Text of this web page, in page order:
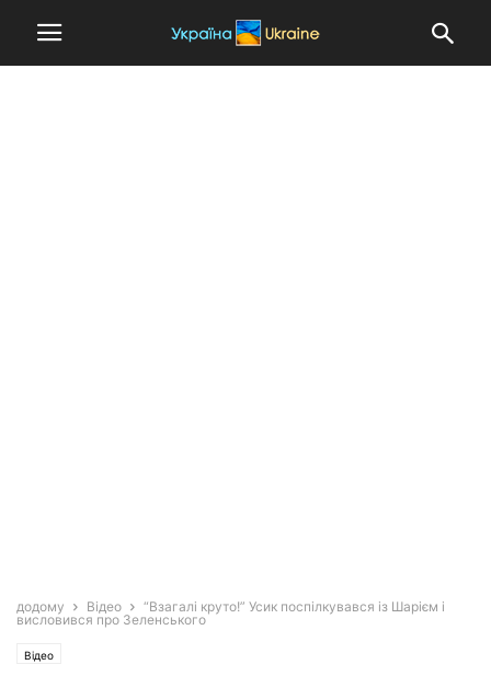
додому Відео
“Взагалі круто!” Усик поспілкувався із Шарієм і
висловився про Зеленського
Відео